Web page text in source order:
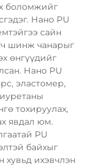
боломжийг
Нано PU
сайн
шинж чанарыг
өнгүүдийг
Нано PU
эластомер,
тохируулах,
явдал юм.
PU
байхыг
хувьд ихэвчлэн